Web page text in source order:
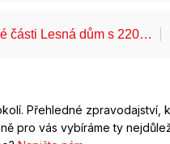
části Lesná dům s 220…
Přehledné zpravodajství,
pro vás vybíráme ty